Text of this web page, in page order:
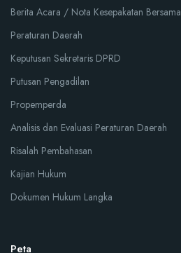
Berita Acara / Nota Kesepakatan Bersama
Peraturan Daerah
Keputusan Sekretaris DPRD
Putusan Pengadilan
Propemperda
Analisis dan Evaluasi Peraturan Daerah
Risalah Pembahasan
Kajian Hukum
Dokumen Hukum Langka
Peta